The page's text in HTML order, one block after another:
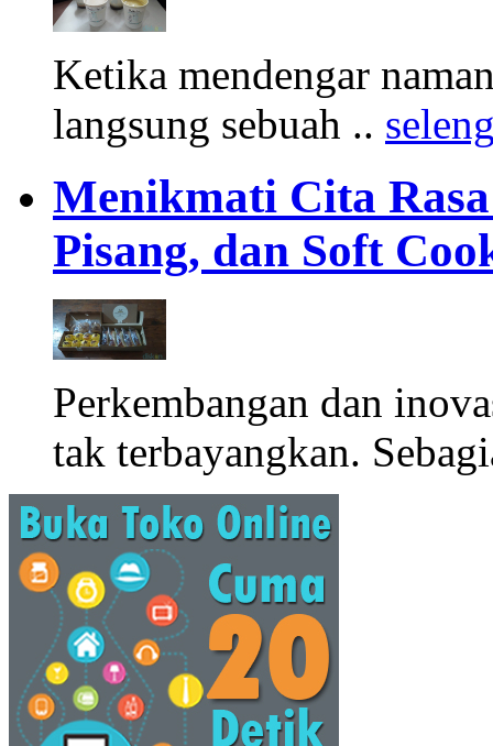
Ketika mendengar
langsung sebuah ..
Menikmati Cita
Pisang, dan Soft
Perkembangan dan
tak terbayangkan.